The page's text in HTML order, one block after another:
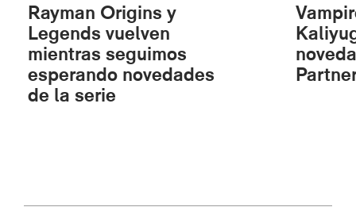
Rayman Origins y
Legends vuelven
mientras seguimos
esperando novedades
de la serie